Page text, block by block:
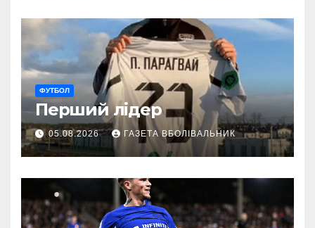
ФУТБОЛ
Перший лідер
05.08.2026 ГАЗЕТА ВБОЛІВАЛЬНИК